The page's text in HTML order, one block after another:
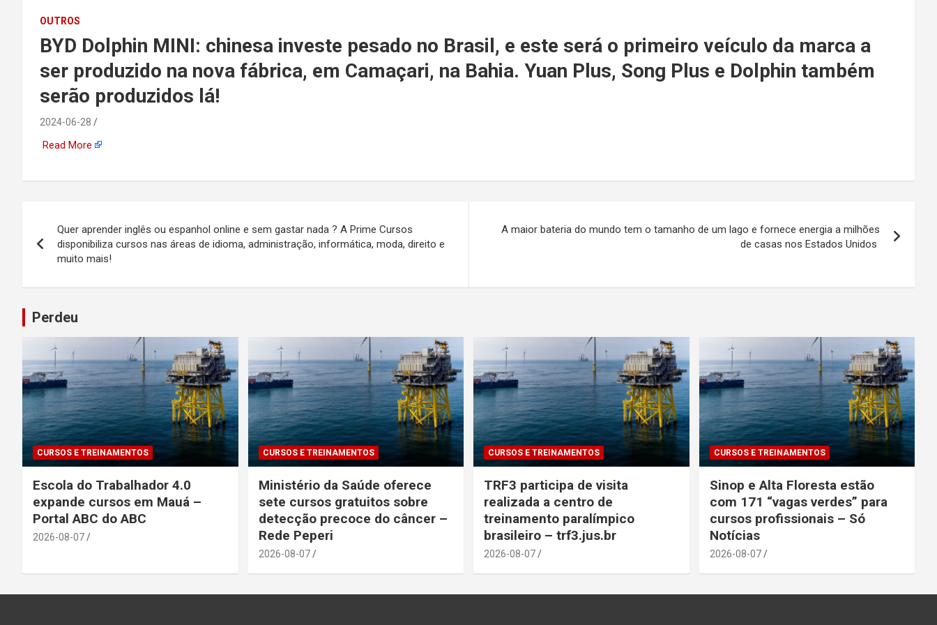
emprego, energia, setor
offshore, economia,
tecnologia, indústria
automotiva, mineração,
OUTROS
BYD Dolphin MINI: chinesa investe pesado no Brasil, e este será o primeiro veículo da marca a
ser produzido na nova fábrica, em Camaçari, na Bahia. Yuan Plus, Song Plus e Dolphin também
serão produzidos lá!
2024-06-28
Read More
de
Quer aprender inglês ou espanhol online e sem gastar nada ? A Prime Cursos
disponibiliza cursos nas áreas de idioma, administração, informática, moda, direito e
muito mais!
A maior bateria do mundo tem o tamanho de um lago e fornece energia a milhões
de casas nos Estados Unidos
Perdeu
CURSOS E TREINAMENTOS
Escola do Trabalhador 4.0
expande cursos em Mauá –
Portal ABC do ABC
2026-08-07
CURSOS E TREINAMENTOS
Ministério da Saúde oferece
sete cursos gratuitos sobre
detecção precoce do câncer –
Rede Peperi
2026-08-07
CURSOS E TREINAMENTOS
TRF3 participa de visita
realizada a centro de
treinamento paralímpico
brasileiro – trf3.jus.br
2026-08-07
CURSOS E TREINAMENTOS
Sinop e Alta Floresta estão
com 171 “vagas verdes” para
cursos profissionais – Só
Notícias
2026-08-07